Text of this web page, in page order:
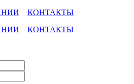
КОНТАКТЫ
КОНТАКТЫ